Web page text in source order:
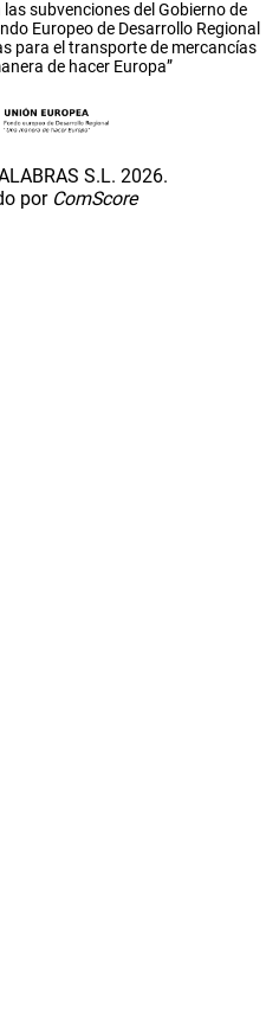
subvenciones del Gobierno de
Europeo de Desarrollo Regional
para el transporte de mercancías
de hacer Europa”
S.L. 2026.
por ComScore